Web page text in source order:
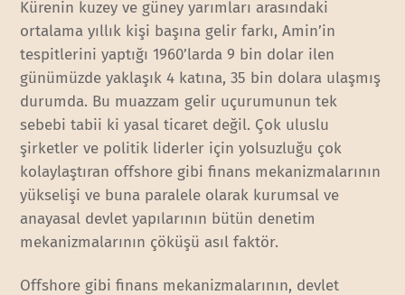
Kürenin kuzey ve güney yarımları arasındaki
ortalama yıllık kişi başına gelir farkı, Amin’in
tespitlerini yaptığı 1960’larda 9 bin dolar ilen
günümüzde yaklaşık 4 katına, 35 bin dolara ulaşmış
durumda. Bu muazzam gelir uçurumunun tek
sebebi tabii ki yasal ticaret değil. Çok uluslu
şirketler ve politik liderler için yolsuzluğu çok
kolaylaştıran offshore gibi finans mekanizmalarının
yükselişi ve buna paralele olarak kurumsal ve
anayasal devlet yapılarının bütün denetim
mekanizmalarının çöküşü asıl faktör.
Offshore gibi finans mekanizmalarının, devlet